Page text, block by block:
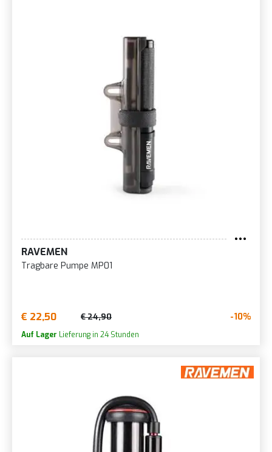
RAVEMEN
Tragbare Pumpe MP01
€ 22,50 € 24,90 -10%
Auf Lager Lieferung in 24 Stunden